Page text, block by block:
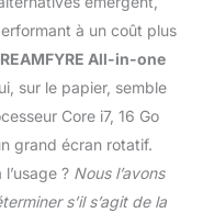
à un coût plus
All-in-one
sur le papier, semble
Core i7, 16 Go
grand écran rotatif.
? Nous l’avons
s’il s’agit de la